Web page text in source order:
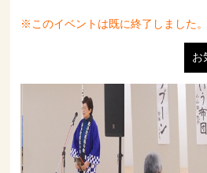
※このイベントは既に終了しました。
お